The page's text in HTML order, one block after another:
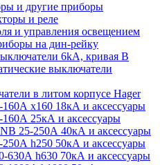
и другие приборы
и реле
и управления освещением
на дин-рейку
6kA, кривая В
выключатели
в литом корпусе Hager
x160 18кА и аксессуары
25кА и аксессуары
25-250А 40кА и аксессуары
h250 50кА и аксессуары
630А h630 70кА и аксессуары